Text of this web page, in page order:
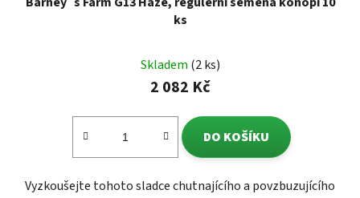
ks
Skladem (2 ks)
2 082 Kč
DO KOŠÍKU
Vyzkoušejte tohoto sladce chutnajícího a povzbuzujícího